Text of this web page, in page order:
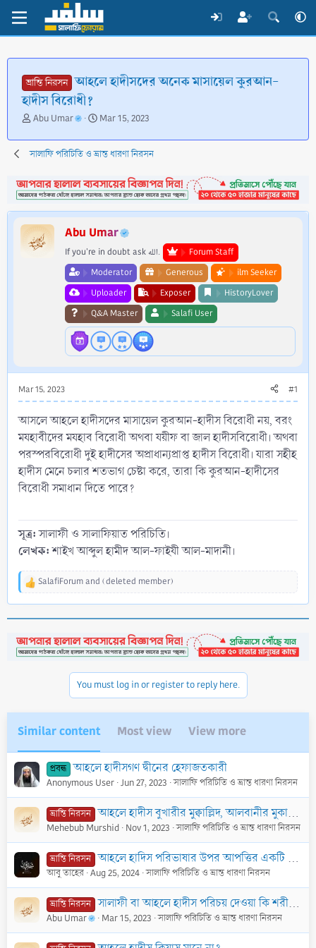
ভ্রান্তি নিরসন আহলে হাদীসদের অনেক মাসায়েল কুরআন-
হাদীস বিরোধী?
T
r
e
d
s
t
a
r
t
Abu Umar
S
a
r
d
a
t
Mar 15, 2023
সালাফি পরিচিতি ও ভ্রান্ত ধারণা নিরসন
Abu Umar
If you're in doubt ask الله.
Forum Staff
Moderator
Generous
ilm Seeker
Uploader
Exposer
HistoryLover
Q&A Master
Salafi User
Mar 15, 2023 #1
আসলে আহলে হাদীসদের মাসায়েল কুরআন-হাদীস বিরোধী নয়, বরং
মযহাবীদের মযহাব বিরোধী অথবা যয়ীফ বা জাল হাদীসবিরোধী। অথবা
পরস্পরবিরোধী দুই হাদীসের অপ্রাধান্যপ্রাপ্ত হাদীস বিরোধী। যারা সহীহ
হাদীস মেনে চলার শতভাগ চেষ্টা করে, তারা কি কুরআন-হাদীসের
বিরোধী সমাধান দিতে পারে?
সূত্র:সালাফী ও সালাফিয়াত পরিচিতি।
লেখক:শাইখ আব্দুল হামীদ আল-ফাইযী আল-মাদানী।
R
t
i
SalafiForumand (deleted member)
You must log in or register to reply here.
Similar content Most view View more
প্রবন্ধ আহলে হাদীসগণ দ্বীনের হেফাজতকারী
Anonymous User Jun 27, 2023 সালাফি পরিচিতি ও ভ্রান্ত ধারণা নিরসন
ভ্রান্তি নিরসন আহলে হাদীস বুখারীর মুক্বাল্লিদ, আলবানীর মুকাল্লিদ?
Mehebub Murshid Nov 1, 2023 সালাফি পরিচিতি ও ভ্রান্ত ধারণা নিরসন
ভ্রান্তি নিরসন আহলে হাদিস পরিভাষার উপর আপত্তির একটি ইলযামী জবাব
আবু তাহের Aug 25, 2024 সালাফি পরিচিতি ও ভ্রান্ত ধারণা নিরসন
ভ্রান্তি নিরসন সালাফী বা আহলে হাদীস পরিচয় দেওয়া কি শরীয়ত-বিরোধী?
Abu Umar Mar 15, 2023 সালাফি পরিচিতি ও ভ্রান্ত ধারণা নিরসন